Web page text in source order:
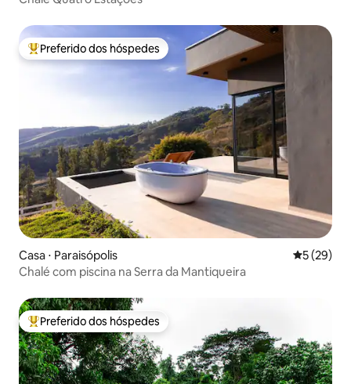
Entre os melhores preferidos dos hóspedes
Preferido dos hóspedes
Casa ⋅ Paraisópolis 5 de uma
5 (29)
Chalé com piscina na Serra da Mantiqueira
Entre os melhores preferidos dos hóspedes
Preferido dos hóspedes